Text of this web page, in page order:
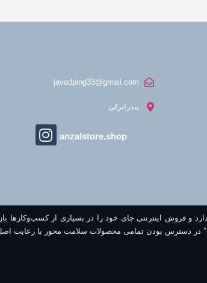
javadping33@gmail.com
بندرانزلی
anzalstore.shop
و فروش اینترنتی جای خود را در بسیاری از
” در دسترس بودن تمامی محصولات سلامت محور با رعایت